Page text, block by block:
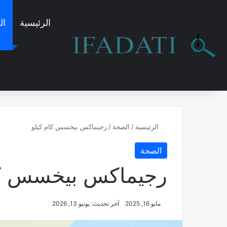
الرئيسية
الرئيسية / الصحة / رجيماكس بيخسس كام كيلو
الصحة
رجيماكس بيخسس
مايو 16, 2025 آخر تحديث: يونيو 13, 2026